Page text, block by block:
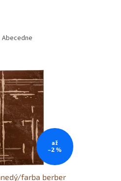
Abecedne
až
–2 %
farba berber